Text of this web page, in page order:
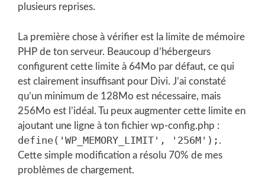
plusieurs reprises.
La première chose à vérifier est la limite de mémoire
PHP de ton serveur. Beaucoup d’hébergeurs
configurent cette limite à 64Mo par défaut, ce qui
est clairement insuffisant pour Divi. J’ai constaté
qu’un minimum de 128Mo est nécessaire, mais
256Mo est l’idéal. Tu peux augmenter cette limite en
ajoutant une ligne à ton fichier wp-config.php :
define('WP_MEMORY_LIMIT', '256M'); .
Cette simple modification a résolu 70% de mes
problèmes de chargement.